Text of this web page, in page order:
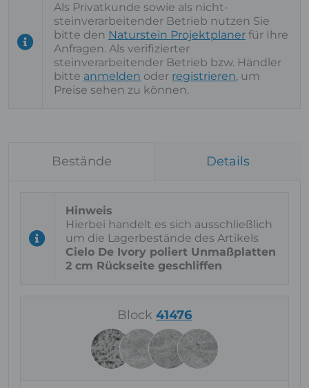
Als Privatkunde sowie als nicht-
steinverarbeitender Betrieb nutzen Sie
bitte den Naturstein Projektplaner für Ihre
Anfragen. Als verifizierter
steinverarbeitender Betrieb bzw. Händler
bitte anmelden oder registrieren, um
Preise sehen zu können.
Bestände Details
Hierbei handelt es sich ausschließlich
um die Lagerbestände des Artikels
Cielo De Ivory poliert Unmaßplatten
2 cm Rückseite geschliffen
Block 41476